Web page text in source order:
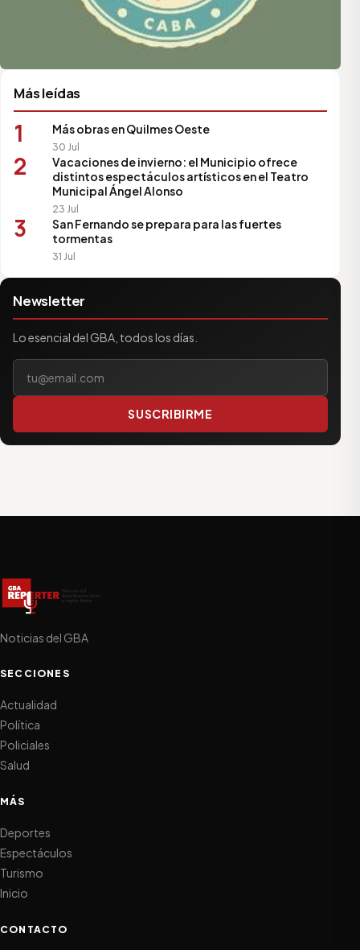
Más leídas
1 Más obras en Quilmes Oeste
30 Jul
2
Vacaciones de invierno: el Municipio ofrece
distintos espectáculos artísticos en el Teatro
Municipal Ángel Alonso
23 Jul
3
San Fernando se prepara para las fuertes
tormentas
31 Jul
Newsletter
Lo esencial del GBA, todos los días.
SUSCRIBIRME
Noticias del GBA
SECCIONES
Actualidad
Política
Policiales
Salud
MÁS
Deportes
Espectáculos
Turismo
Inicio
CONTACTO